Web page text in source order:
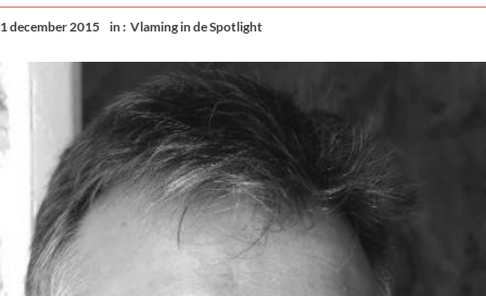
1 december 2015 in : Vlaming in de Spotlight